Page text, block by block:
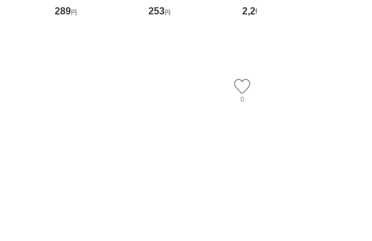
集英社 [文庫]【メール
便送料無料】
289円
ト) / 東野圭吾 / 祥伝
社 [文庫]【メール便送
253円
OX] / バップ [DVD]
【メール便送料無料】
2,266
0